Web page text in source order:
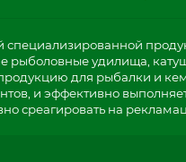
рыболовные удилища,
для рыбалки и
и эффективно
среагировать на